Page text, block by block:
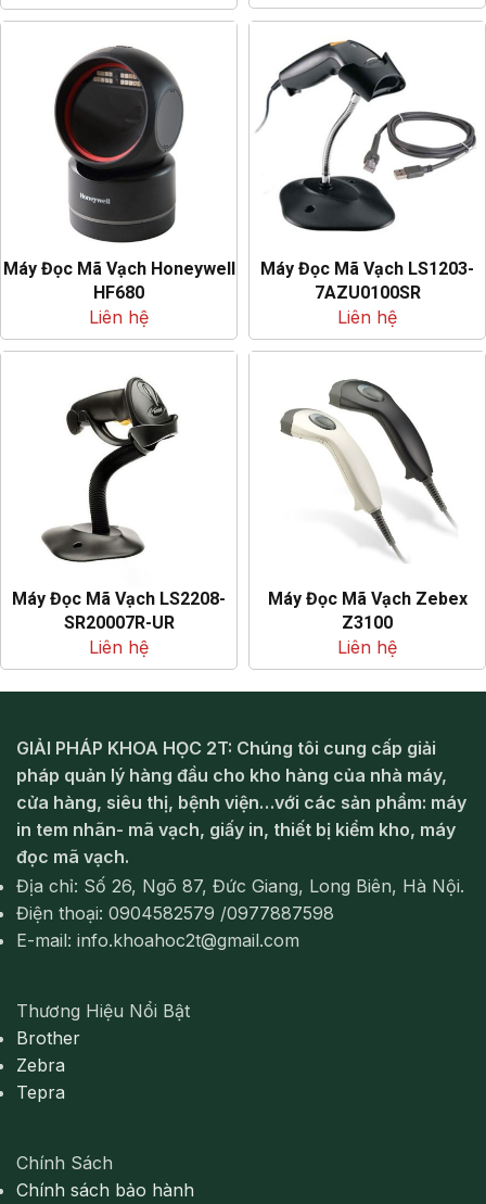
Máy Đọc Mã Vạch Honeywell
HF680
Liên hệ
Máy Đọc Mã Vạch LS1203-
7AZU0100SR
Liên hệ
Máy Đọc Mã Vạch LS2208-
SR20007R-UR
Liên hệ
Máy Đọc Mã Vạch Zebex
Z3100
Liên hệ
GIẢI PHÁP KHOA HỌC 2T: Chúng tôi cung cấp giải
pháp quản lý hàng đầu cho kho hàng của nhà máy,
cửa hàng, siêu thị, bệnh viện…với các sản phẩm: máy
in tem nhãn- mã vạch, giấy in, thiết bị kiểm kho, máy
đọc mã vạch.
Địa chỉ: Số 26, Ngõ 87, Đức Giang, Long Biên, Hà Nội.
Điện thoại: 0904582579 /0977887598
E-mail: info.khoahoc2t@gmail.com
Thương Hiệu Nổi Bật
Brother
Zebra
Tepra
Chính Sách
Chính sách bảo hành